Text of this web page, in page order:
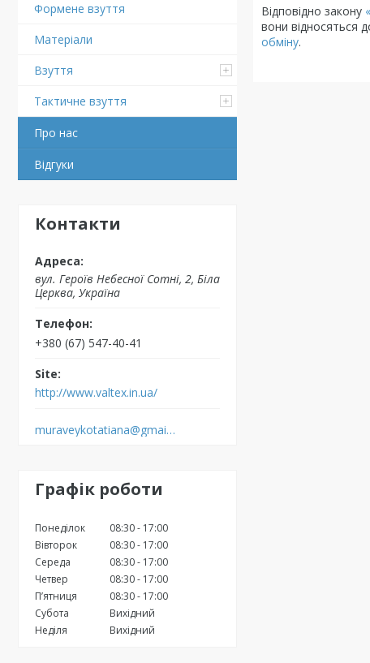
Формене взуття
Матеріали
Взуття
Тактичне взуття
Про нас
Відгуки
Контакти
вул. Героїв Небесної Сотні, 2, Біла
Церква, Україна
+380 (67) 547-40-41
http://www.valtex.in.ua/
muraveykotatiana@gmail.com
Графік роботи
Понеділок 08:30
17:00
Вівторок
08:30
17:00
Середа
08:30
17:00
Четвер
08:30
17:00
Пʼятниця
08:30
17:00
Субота
Вихідний
Неділя
Вихідний
Відповідно закону
вони відносяться
обміну.